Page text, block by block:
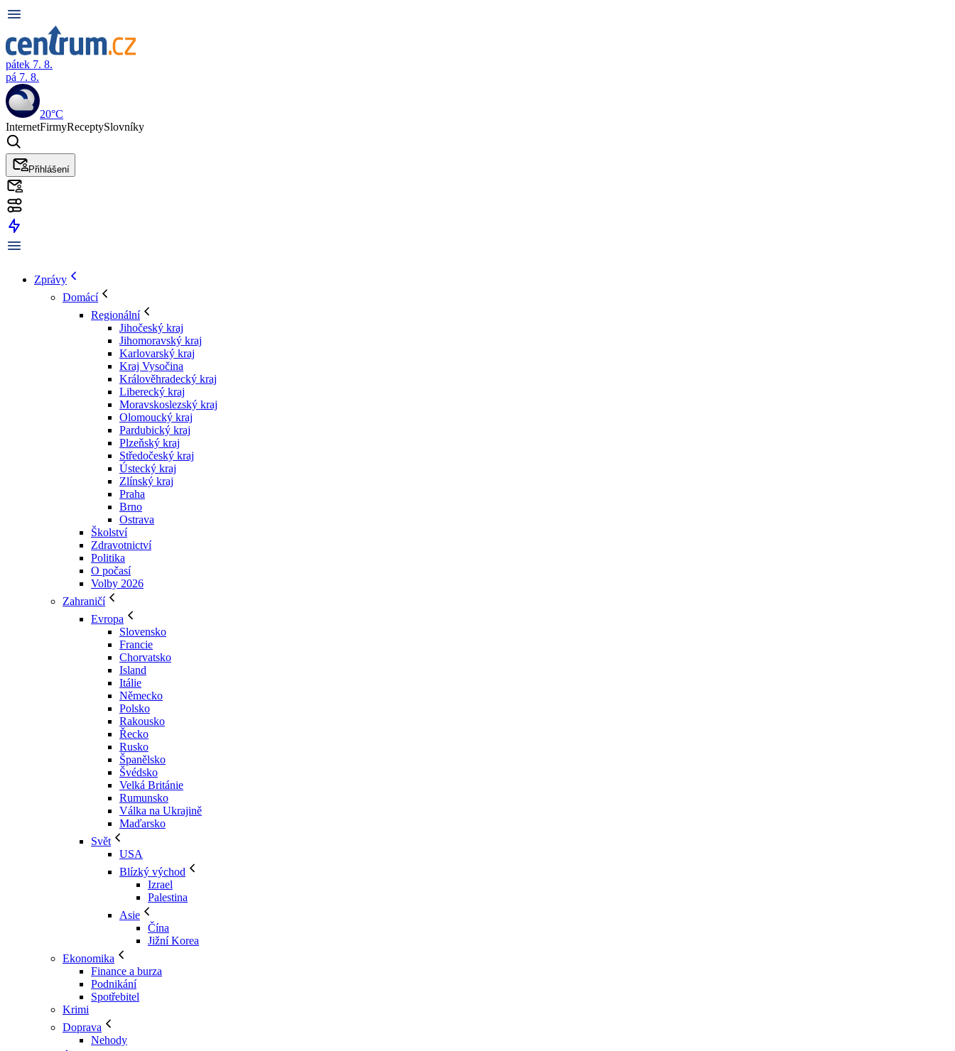
pátek 7. 8.
pá 7. 8.
20°C
InternetFirmyReceptySlovníky
Přihlášení
Zprávy
Domácí
Regionální
Jihočeský kraj
Jihomoravský kraj
Karlovarský kraj
Kraj Vysočina
Králověhradecký kraj
Liberecký kraj
Moravskoslezský kraj
Olomoucký kraj
Pardubický kraj
Plzeňský kraj
Středočeský kraj
Ústecký kraj
Zlínský kraj
Praha
Brno
Ostrava
Školství
Zdravotnictví
Politika
O počasí
Volby 2026
Zahraničí
Evropa
Slovensko
Francie
Chorvatsko
Island
Itálie
Německo
Polsko
Rakousko
Řecko
Rusko
Španělsko
Švédsko
Velká Británie
Rumunsko
Válka na Ukrajině
Maďarsko
Svět
USA
Blízký východ
Izrael
Palestina
Asie
Čína
Jižní Korea
Ekonomika
Finance a burza
Podnikání
Spotřebitel
Krimi
Doprava
Nehody